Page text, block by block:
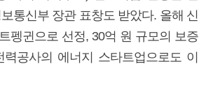
통신부 장관 표창도 받았다. 올해 신
펭귄으로 선정, 30억 원 규모의 보증
공사의 에너지 스타트업으로도 이